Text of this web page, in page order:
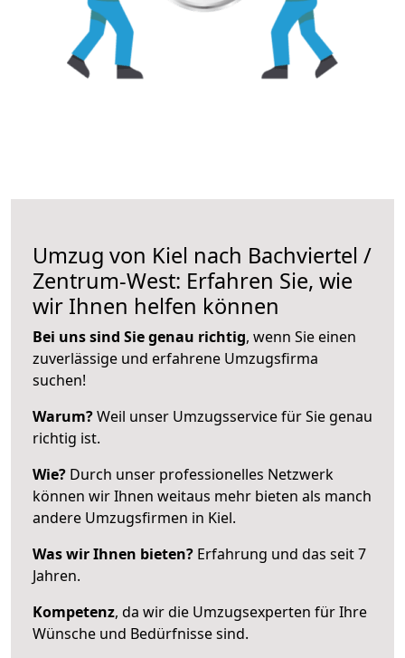
Umzug von Kiel nach Bachviertel /
Zentrum-West: Erfahren Sie, wie
wir Ihnen helfen können
Bei uns sind Sie genau richtig, wenn Sie einen
zuverlässige und erfahrene Umzugsfirma
suchen!
Warum?Weil unser Umzugsservice für Sie genau
richtig ist.
Wie? Durch unser professionelles Netzwerk
können wir Ihnen weitaus mehr bieten als manch
andere Umzugsfirmen in Kiel.
Was wir Ihnen bieten? Erfahrung und das seit 7
Jahren.
Kompetenz, da wir die Umzugsexperten für Ihre
Wünsche und Bedürfnisse sind.